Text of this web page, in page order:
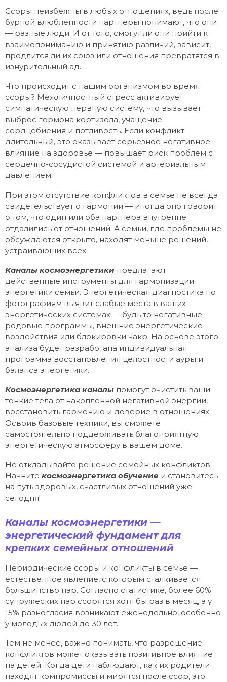
Ссоры неизбежны в любых отношениях, ведь после
бурной влюбленности партнеры понимают, что они
— разные люди. И от того, смогут ли они прийти к
взаимопониманию и принятию различий, зависит,
продлится ли их союз или отношения превратятся в
изнурительный ад.
Что происходит с нашим организмом во время
ссоры? Межличностный стресс активирует
симпатическую нервную систему, что вызывает
выброс гормона кортизола, учащение
сердцебиения и потливость. Если конфликт
длительный, это оказывает серьезное негативное
влияние на здоровье — повышает риск проблем с
сердечно-сосудистой системой и артериальным
давлением.
При этом отсутствие конфликтов в семье не всегда
свидетельствует о гармонии — иногда оно говорит
о том, что один или оба партнера внутренне
отдалились от отношений. А семьи, где проблемы не
обсуждаются открыто, находят меньше решений,
устраивающих всех.
Каналы космоэнергетики предлагают
действенные инструменты для гармонизации
энергетики семьи. Энергетическая диагностика по
фотографиям выявит слабые места в ваших
энергетических системах — будь то негативные
родовые программы, внешние энергетические
воздействия или блокировки чакр. На основе этого
анализа будет разработана индивидуальная
программа восстановления целостности ауры и
баланса энергетики.
Космоэнергетика каналы помогут очистить ваши
тонкие тела от накопленной негативной энергии,
восстановить гармонию и доверие в отношениях.
Освоив базовые техники, вы сможете
самостоятельно поддерживать благоприятную
энергетическую атмосферу в вашем доме.
Не откладывайте решение семейных конфликтов.
Начните космоэнергетика обучение и становитесь
на путь здоровых, счастливых отношений уже
сегодня!
Каналы космоэнергетики —
энергетический фундамент для
крепких семейных отношений
Периодические ссоры и конфликты в семье —
естественное явление, с которым сталкивается
большинство пар. Согласно статистике, более 60%
супружеских пар ссорятся хотя бы раз в месяц, а у
15% разногласия возникают еженедельно, особенно
у молодых людей до 30 лет.
Тем не менее, важно понимать, что разрешение
конфликтов может оказывать позитивное влияние
на детей. Когда дети наблюдают, как их родители
находят компромиссы и мирятся после ссор, это